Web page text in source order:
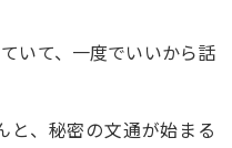
いて、一度でいいから話
と、秘密の文通が始まる